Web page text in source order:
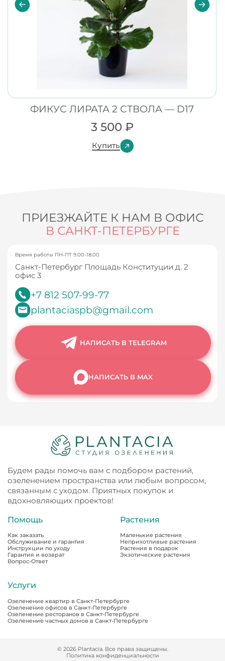
ФИКУС ЛИРАТА 2 СТВОЛА — D17
3 500 ₽
Купить
ПРИЕЗЖАЙТЕ К НАМ В ОФИС
В САНКТ-ПЕТЕРБУРГЕ
Время работы ПН-ПТ 9.00-18.00
Санкт-Петербург Площадь Конституции д. 2
офис 3
+7 812 507-99-77
plantaciaspb@gmail.com
НАПИСАТЬ В TELEGRAM
НАПИСАТЬ В MAX
Будем рады помочь вам с подбором растений,
озеленением пространства или любым вопросом,
связанным с уходом. Приятных покупок и
вдохновляющих проектов!
Помощь
Как заказать
Обслуживание и гарантия
Инструкции по уходу
Гарантия и возврат
Вопрос-Ответ
Растения
Маленькие растения
Неприхотливые растения
Растения в подарок
Экзотические растения
Услуги
Озеленение квартир в Санкт-Петербурге
Озеленение офисов в Санкт-Петербурге
Озеленение ресторанов в Санкт-Петербурге
Озеленение частных домов в Санкт-Петербурге
© 2026 Plantacia. Все права защищены.
Политика конфиденциальности